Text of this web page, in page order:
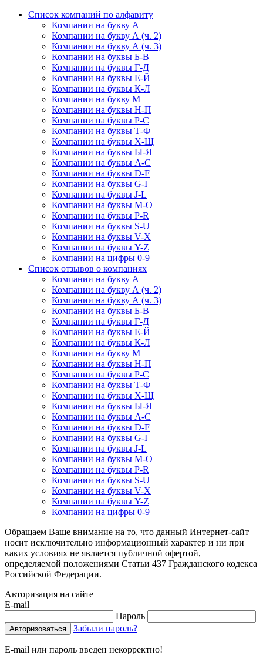
Список компаний по алфавиту
Компании на букву А
Компании на букву А (ч. 2)
Компании на букву А (ч. 3)
Компании на буквы Б-В
Компании на буквы Г-Д
Компании на буквы Е-Й
Компании на буквы К-Л
Компании на букву М
Компании на буквы Н-П
Компании на буквы Р-С
Компании на буквы Т-Ф
Компании на буквы Х-Щ
Компании на буквы Ы-Я
Компании на буквы A-C
Компании на буквы D-F
Компании на буквы G-I
Компании на буквы J-L
Компании на буквы M-O
Компании на буквы P-R
Компании на буквы S-U
Компании на буквы V-X
Компании на буквы Y-Z
Компании на цифры 0-9
Список отзывов о компаниях
Компании на букву А
Компании на букву А (ч. 2)
Компании на букву А (ч. 3)
Компании на буквы Б-В
Компании на буквы Г-Д
Компании на буквы Е-Й
Компании на буквы К-Л
Компании на букву М
Компании на буквы Н-П
Компании на буквы Р-С
Компании на буквы Т-Ф
Компании на буквы Х-Щ
Компании на буквы Ы-Я
Компании на буквы A-C
Компании на буквы D-F
Компании на буквы G-I
Компании на буквы J-L
Компании на буквы M-O
Компании на буквы P-R
Компании на буквы S-U
Компании на буквы V-X
Компании на буквы Y-Z
Компании на цифры 0-9
Обращаем Ваше внимание на то, что данный Интернет-сайт
носит исключительно информационный характер и ни при
каких условиях не является публичной офертой,
определяемой положениями Статьи 437 Гражданского кодекса
Российской Федерации.
Авторизация на сайте
E-mail
Пароль
Забыли пароль?
E-mail или пароль введен некорректно!